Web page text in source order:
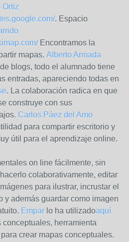
Ortiz
. Espacio
Encontramos la
mapas. Alberto Armada
blogs, todo el alumnado tiene
entradas, apareciendo todas en
. La colaboración radica en que
construye con sus
Carlos Páez del Amo
para compartir escritorio y
útil para el aprendizaje online.
on line fácilmente, sin
colaborativamente, editar
para ilustrar, incrustar el
y además guardar como imagen
Empar lo ha utilizadoaquí
conceptuales, herramienta
crear mapas conceptuales.